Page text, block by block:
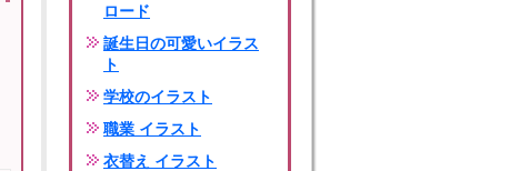
ロード
誕生日の可愛いイラス
ト
学校のイラスト
職業 イラスト
衣替え イラスト